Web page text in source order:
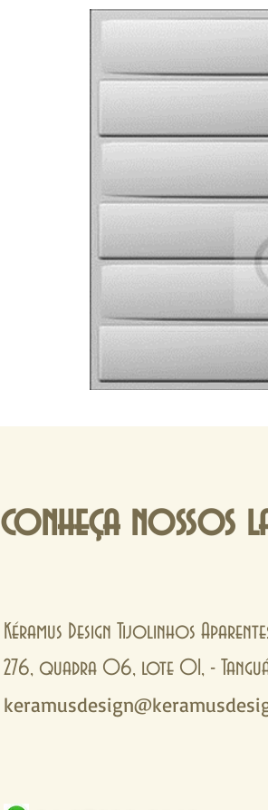
conheça nossos
Kéramus Design Tijolinhos
276, quadra 06, lote 01, -